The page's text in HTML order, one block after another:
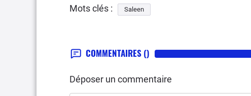
Mots clés : Saleen
COMMENTAIRES ()
Déposer un commentaire